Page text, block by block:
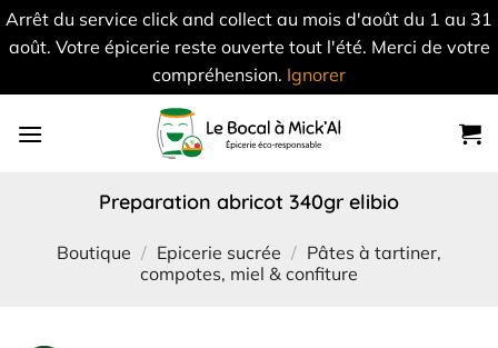
Arrêt du service click and collect au mois d'août du 1 au 31
août. Votre épicerie reste ouverte tout l'été. Merci de votre
compréhension. Ignorer
preparation abricot 340gr elibio
Boutique / Epicerie sucrée / Pâtes à tartiner,
compotes, miel & confiture